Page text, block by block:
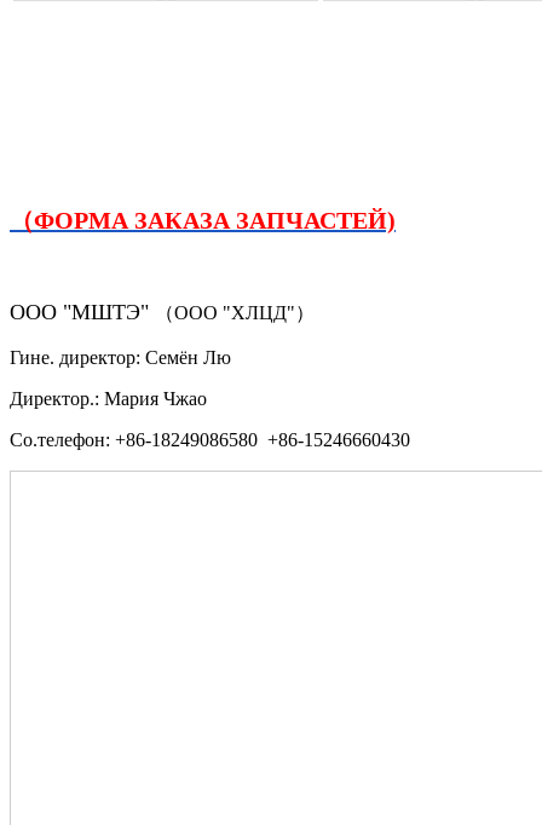
（ФОРМА ЗАКАЗА ЗАПЧАСТЕЙ)
ООО "МШТЭ" （ООО "ХЛЦД"）
Гине. директор: Семён Лю
Директор.: Мария Чжао
Со.телефон: +86-18249086580 +86-15246660430